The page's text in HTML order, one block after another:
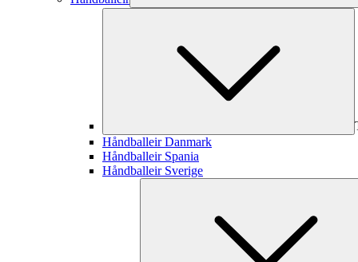
Håndballeir Danmark
Håndballeir Spania
Håndballeir Sverige